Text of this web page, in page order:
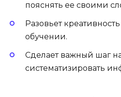
пояснять ее своими
Разовьет
обучении.
Сделает важный шаг
систематизировать